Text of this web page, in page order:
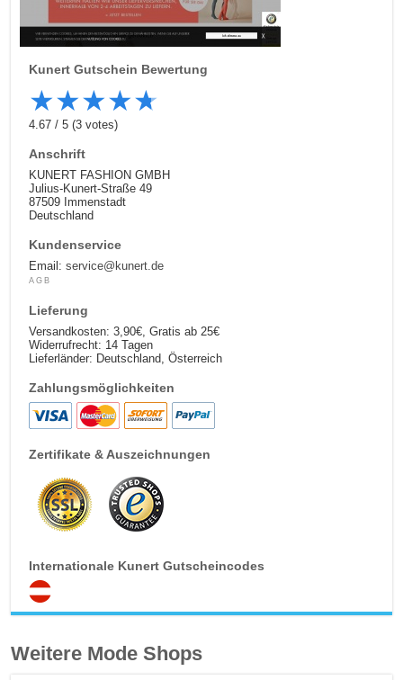
Kunert Gutschein Bewertung
★★★★★
4.67/5 (3 votes)
Anschrift
KUNERT FASHION GMBH
Julius-Kunert-Straße 49
87509 Immenstadt
Deutschland
Kundenservice
Email:service@kunert.de
AGB
Lieferung
Versandkosten: 3,90€, Gratis ab 25€
Widerrufrecht: 14 Tagen
Lieferländer: Deutschland, Österreich
Zahlungsmöglichkeiten
Zertifikate & Auszeichnungen
Internationale Kunert Gutscheincodes
Weitere Mode Shops